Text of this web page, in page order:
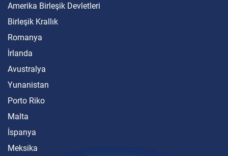
Amerika Birleşik Devletleri
Birleşik Krallık
Romanya
İrlanda
Avustralya
Yunanistan
Porto Riko
Malta
İspanya
Meksika